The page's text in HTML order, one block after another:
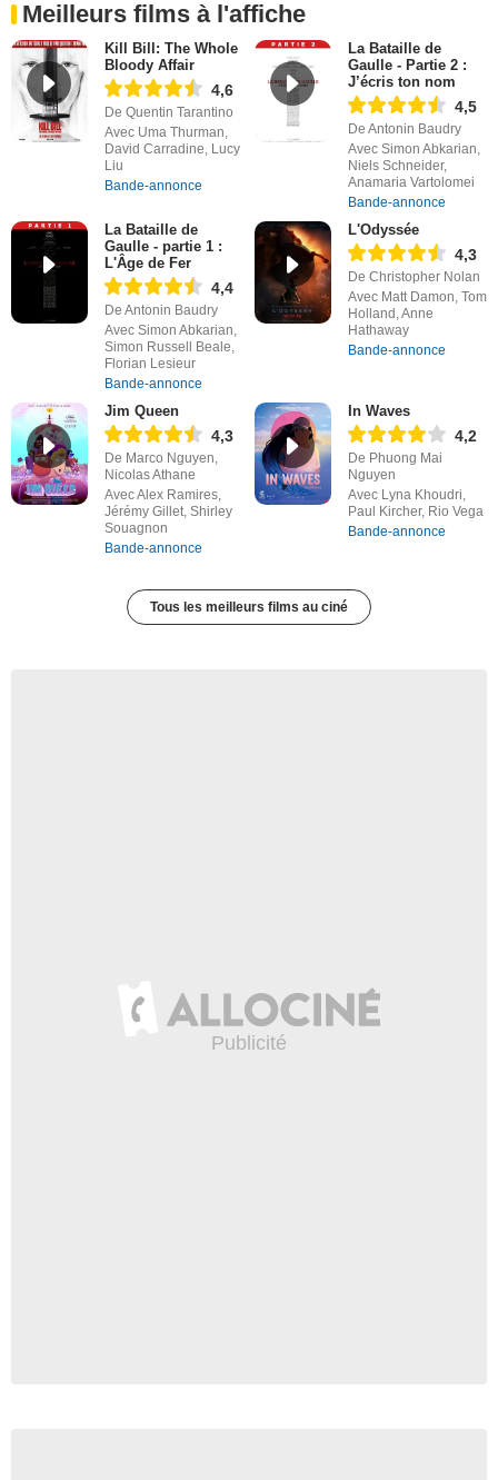
Meilleurs films à l'affiche
Kill Bill: The Whole
Bloody Affair
4,6
De Quentin Tarantino
Avec Uma Thurman,
David Carradine, Lucy
Liu
Bande-annonce
La Bataille de
Gaulle - Partie 2 :
J’écris ton nom
4,5
De Antonin Baudry
Avec Simon Abkarian,
Niels Schneider,
Anamaria Vartolomei
Bande-annonce
La Bataille de
Gaulle - partie 1 :
L'Âge de Fer
4,4
De Antonin Baudry
Avec Simon Abkarian,
Simon Russell Beale,
Florian Lesieur
Bande-annonce
L'Odyssée
4,3
De Christopher Nolan
Avec Matt Damon, Tom
Holland, Anne
Hathaway
Bande-annonce
Jim Queen
4,3
De Marco Nguyen,
Nicolas Athane
Avec Alex Ramires,
Jérémy Gillet, Shirley
Souagnon
Bande-annonce
In Waves
4,2
De Phuong Mai
Nguyen
Avec Lyna Khoudri,
Paul Kircher, Rio Vega
Bande-annonce
Tous les meilleurs films au ciné